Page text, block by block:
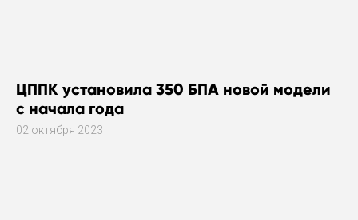
ЦППК установила 350 БПА новой модели
с начала года
02 октября 2023